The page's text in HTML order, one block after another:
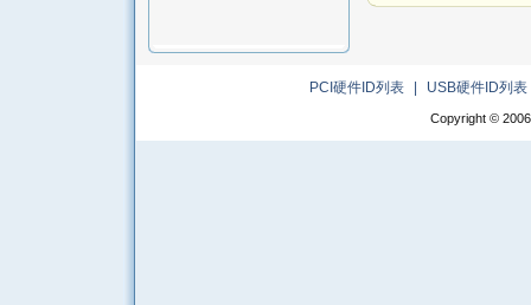
PCI硬件ID列表 USB硬件ID列表
Copyright ©